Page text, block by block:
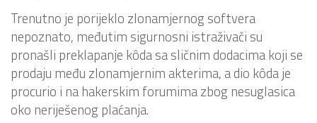
Trenutno je porijeklo zlonamjernog softvera
nepoznato, međutim sigurnosni istraživači su
pronašli preklapanje kôda sa sličnim dodacima koji se
prodaju među zlonamjernim akterima, a dio kôda je
procurio i na hakerskim forumima zbog nesuglasica
oko neriješenog plaćanja.